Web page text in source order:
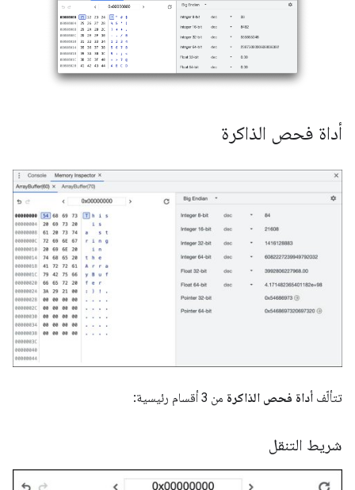
أداة فحص الذاكرة
تتألّف أداة فحص الذاكرة من 3 أقسام رئيسية:
شريط التنقل